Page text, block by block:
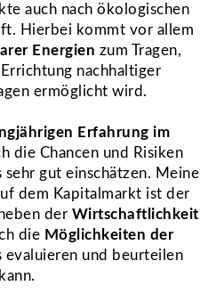
auch nach ökologischen
Hierbei kommt vor allem
Energien zum Tragen,
nachhaltiger
ermöglicht wird.
Erfahrung im
die Chancen und Risiken
gut einschätzen. Meine
dem Kapitalmarkt ist der
der Wirtschaftlichkeit
die Möglichkeiten der
evaluieren und beurteilen
kann.